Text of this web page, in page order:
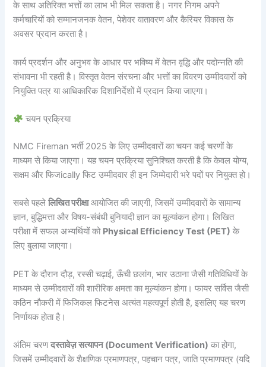
के साथ अतिरिक्त भत्तों का लाभ भी मिल सकता है। नगर निगम अपने
कर्मचारियों को सम्मानजनक वेतन, पेशेवर वातावरण और कैरियर विकास के
अवसर प्रदान करता है।
कार्य प्रदर्शन और अनुभव के आधार पर भविष्य में वेतन वृद्धि और पदोन्नति की
संभावना भी रहती है। विस्तृत वेतन संरचना और भत्तों का विवरण उम्मीदवारों को
नियुक्ति पत्र या आधिकारिक दिशानिर्देशों में प्रदान किया जाएगा।
चयन प्रक्रिया
NMC Fireman भर्ती 2025 के लिए उम्मीदवारों का चयन कई चरणों के
माध्यम से किया जाएगा। यह चयन प्रक्रिया सुनिश्चित करती है कि केवल योग्य,
सक्षम और फिजically फिट उम्मीदवार ही इन जिम्मेदारी भरे पदों पर नियुक्त हो।
सबसे पहलेलिखित परीक्षाआयोजित की जाएगी, जिसमें उम्मीदवारों के सामान्य
ज्ञान, बुद्धिमत्ता और विषय-संबंधी बुनियादी ज्ञान का मूल्यांकन होगा। लिखित
परीक्षा में सफल अभ्यर्थियों को Physical Efficiency Test (PET) के
लिए बुलाया जाएगा।
PET के दौरान दौड़, रस्सी चढ़ाई, ऊँची छलांग, भार उठाना जैसी गतिविधियों के
माध्यम से उम्मीदवारों की शारीरिक क्षमता का मूल्यांकन होगा। फायर सर्विस जैसी
कठिन नौकरी में फिजिकल फिटनेस अत्यंत महत्वपूर्ण होती है, इसलिए यह चरण
निर्णायक होता है।
अंतिम चरणदस्तावेज़ सत्यापन (Document Verification) का होगा,
जिसमें उम्मीदवारों के शैक्षणिक प्रमाणपत्र, पहचान पत्र, जाति प्रमाणपत्र (यदि